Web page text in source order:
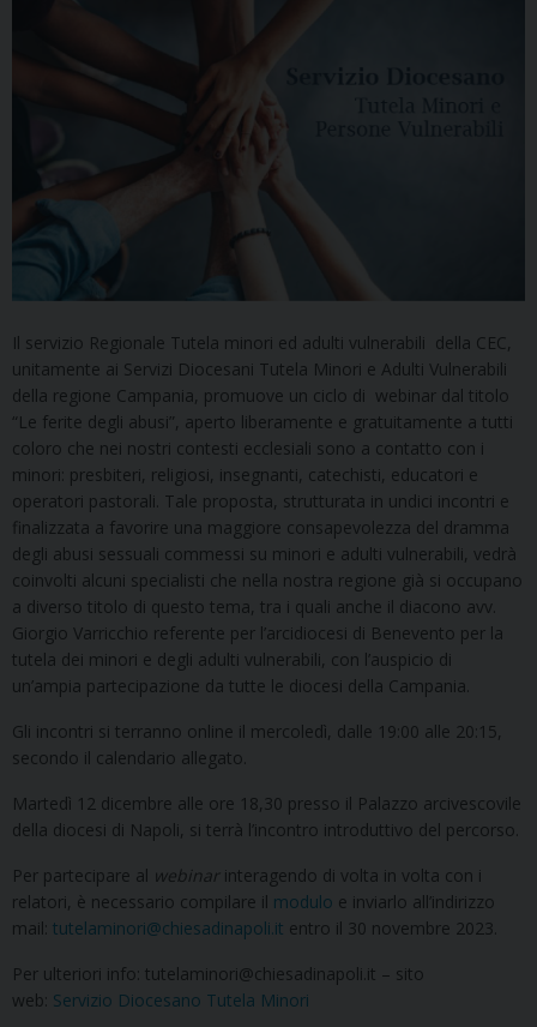
Il servizio Regionale Tutela minori ed adulti vulnerabili della CEC,
unitamente ai Servizi Diocesani Tutela Minori e Adulti Vulnerabili
della regione Campania, promuove un ciclo di webinar dal titolo
“Le ferite degli abusi”, aperto liberamente e gratuitamente a tutti
coloro che nei nostri contesti ecclesiali sono a contatto con i
minori: presbiteri, religiosi, insegnanti, catechisti, educatori e
operatori pastorali. Tale proposta, strutturata in undici incontri e
finalizzata a favorire una maggiore consapevolezza del dramma
degli abusi sessuali commessi su minori e adulti vulnerabili, vedrà
coinvolti alcuni specialisti che nella nostra regione già si occupano
a diverso titolo di questo tema, tra i quali anche il diacono avv.
Giorgio Varricchio referente per l’arcidiocesi di Benevento per la
tutela dei minori e degli adulti vulnerabili, con l’auspicio di
un’ampia partecipazione da tutte le diocesi della Campania.
Gli incontri si terranno online il mercoledì, dalle 19:00 alle 20:15,
secondo il calendario allegato.
Martedì 12 dicembre alle ore 18,30 presso il Palazzo arcivescovile
della diocesi di Napoli, si terrà l’incontro introduttivo del percorso.
Per partecipare al webinar interagendo di volta in volta con i
relatori, è necessario compilare il modulo e inviarlo all’indirizzo
mail: tutelaminori@chiesadinapoli.it entro il 30 novembre 2023.
Per ulteriori info: tutelaminori@chiesadinapoli.it – sito
web: Servizio Diocesano Tutela Minori